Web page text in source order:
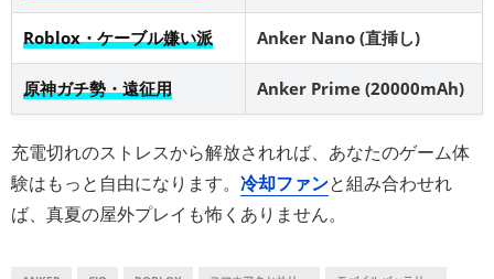
Roblox・ケーブル嫌い派 Anker Nano (直挿し)
原神ガチ勢・遠征用 Anker Prime (20000mAh)
充電切れのストレスから解放されれば、あなたのゲーム体
験はもっと自由になります。 冷却ファンと組み合わせれ
ば、真夏の屋外プレイも怖くありません。